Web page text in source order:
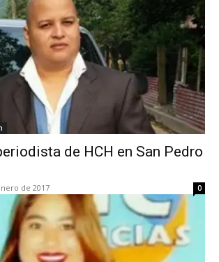
de HCH en San Pedro
de 2017 0